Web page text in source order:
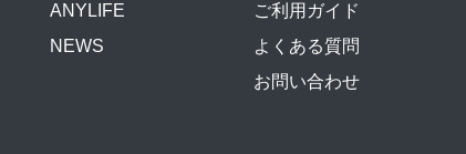
ANYLIFE
NEWS
ご利用ガイド
よくある質問
お問い合わせ